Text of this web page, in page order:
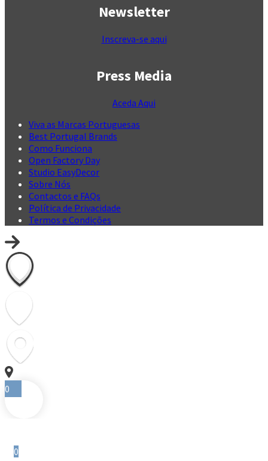
Newsletter
Inscreva-se aqui
Press Media
Aceda Aqui
Viva as Marcas Portuguesas
Best Portugal Brands
Como Funciona
Open Factory Day
Studio EasyDecor
Sobre Nós
Contactos e FAQs
Política de Privacidade
Termos e Condições
0
0